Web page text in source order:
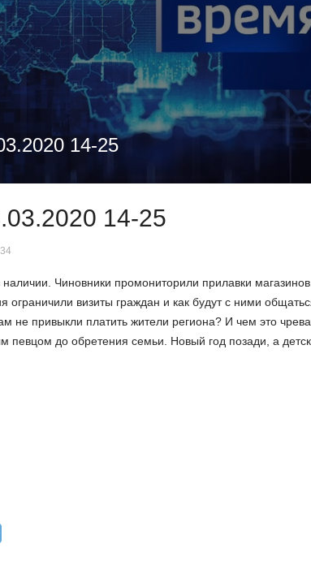
14-25
14-25
Чиновники промониторили прилавки магазинов.
ограничили визиты граждан и как будут с ними
не привыкли платить жители региона? И чем это
певцом до обретения семьи. Новый год позади, а